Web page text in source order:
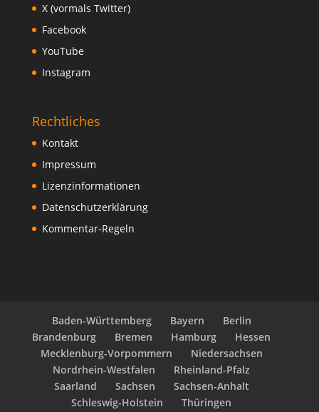
X (vormals Twitter)
Facebook
YouTube
Instagram
Rechtliches
Kontakt
Impressum
Lizenzinformationen
Datenschutzerklärung
Kommentar-Regeln
Baden-Württemberg Bayern
Berlin
Brandenburg
Bremen Hamburg
Hessen
Mecklenburg-Vorpommern
Niedersachsen
Nordrhein-Westfalen
Rheinland-Pfalz
Saarland
Sachsen
Sachsen-Anhalt
Schleswig-Holstein
Thüringen